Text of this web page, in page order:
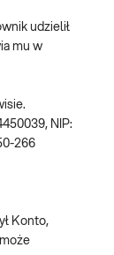
udzielił
mu w
NIP:
266
Konto,